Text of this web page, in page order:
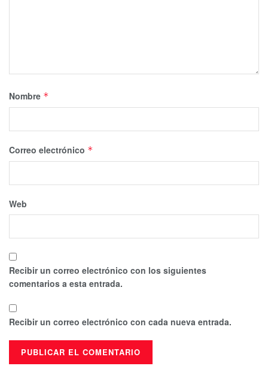
Nombre *
Correo electrónico *
Web
Recibir un correo electrónico con los siguientes
comentarios a esta entrada.
Recibir un correo electrónico con cada nueva entrada.